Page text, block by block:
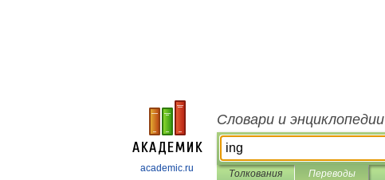
academic.ru
Словари и
Толкования Переводы